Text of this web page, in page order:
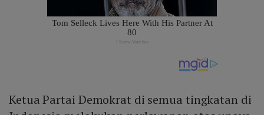
Ketua Partai Demokrat di semua tingkatan di